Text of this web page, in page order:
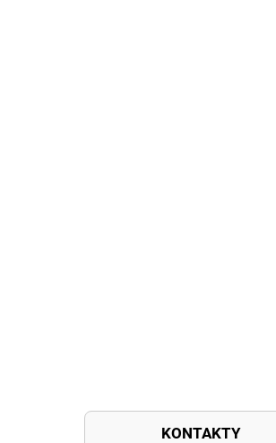
KONTAKTY